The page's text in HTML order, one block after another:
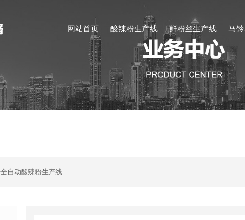
网站首页 酸辣粉生产线 鲜粉丝生产线 马
全自动酸辣粉生产线